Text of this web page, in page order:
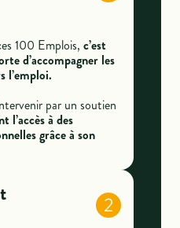
100 Emplois, c’est
d’accompagner les
l’emploi.
par un soutien
l’accès à des
grâce à son
2